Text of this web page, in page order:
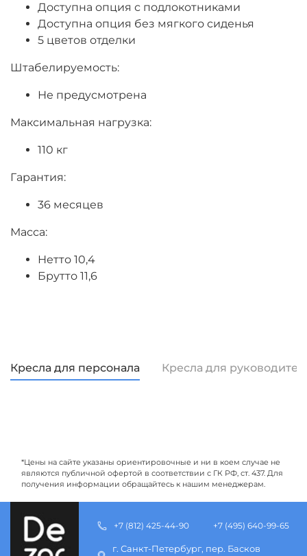
Доступна опция с подлокотниками
Доступна опция без мягкого сиденья
5 цветов отделки
Штабелируемость:
Не предусмотрена
Максимальная нагрузка:
110 кг
Гарантия:
36 месяцев
Масса:
Нетто 10,4
Брутто 11,6
Кресла для персонала Кресла для
*Цены на сайте указаны ориентировочные и ни в коем случае не
являются публичной офертой в соответствии с ГК РФ, ст. 437. Для
получения информации обращайтесь к нашим менеджерам.
+7 (812) 425-44-90 +7 (495) 640-99-65
г. Санкт-Петербург, пер. Басков